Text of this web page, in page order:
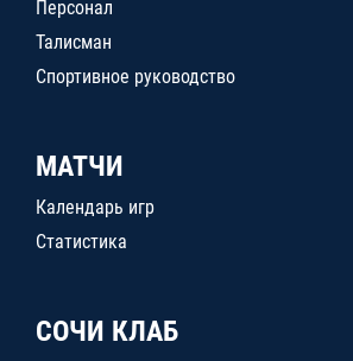
Персонал
Талисман
Спортивное руководство
МАТЧИ
Календарь игр
Статистика
СОЧИ КЛАБ